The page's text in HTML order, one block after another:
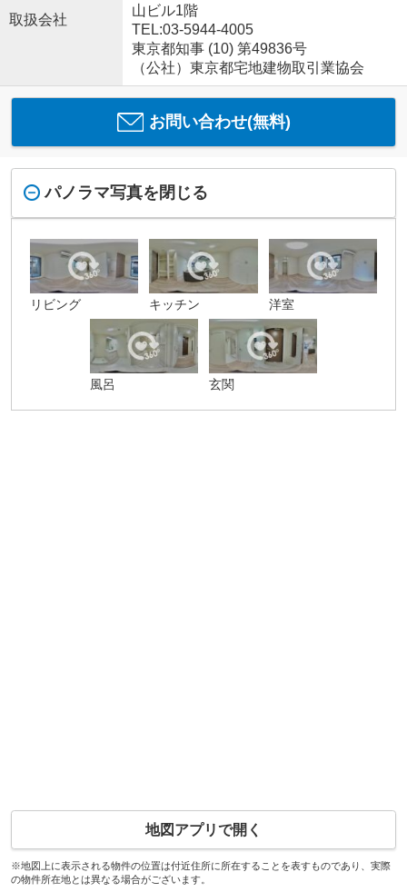
取扱会社
山ビル1階
TEL:03-5944-4005
東京都知事 (10) 第49836号
（公社）東京都宅地建物取引業協会
お問い合わせ(無料)
パノラマ写真を閉じる
リビング キッチン 洋室
風呂 玄関
地図アプリで開く
※地図上に表示される物件の位置は付近住所に所在することを表すものであり、実際
の物件所在地とは異なる場合がございます。